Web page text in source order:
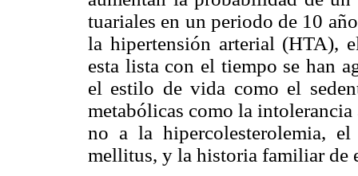
tuariales en un periodo de 10
la hipertensión arterial (HTA),
esta lista con el tiempo se han
el estilo de vida como el
metabólicas como la
no a la hipercolesterolemia,
mellitus, y la historia familiar de